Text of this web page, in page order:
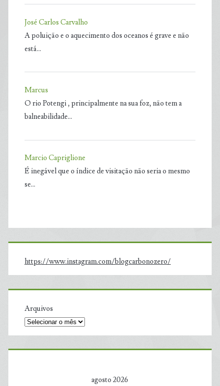
José Carlos Carvalho
A poluição e o aquecimento dos oceanos é grave e não
está…
Marcus
O rio Potengi , principalmente na sua foz, não tem a
balneabilidade…
Marcio Capriglione
É inegável que o índice de visitação não seria o mesmo
se…
https://www.instagram.com/blogcarbonozero/
Arquivos
agosto 2026